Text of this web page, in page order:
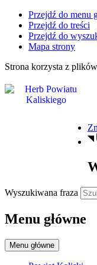
Przejdź do menu
Przejdź do treści
Przejdź do
Mapa strony
Strona korzysta z plików
Wyszukiwana fraza
Menu główne
Menu główne